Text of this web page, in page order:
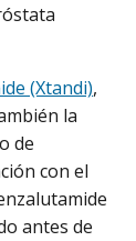
(Xtandi),
la
de
con el
antes de